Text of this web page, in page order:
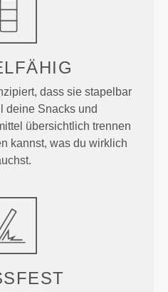
dass sie stapelbar
deine Snacks und
übersichtlich trennen
kannst, was du wirklich